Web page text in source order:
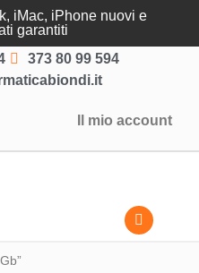
iMac, iPhone nuovi e
garantiti
373 80 99 594
Il mio account